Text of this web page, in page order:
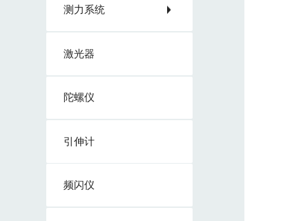
测力系统
激光器
陀螺仪
引伸计
频闪仪